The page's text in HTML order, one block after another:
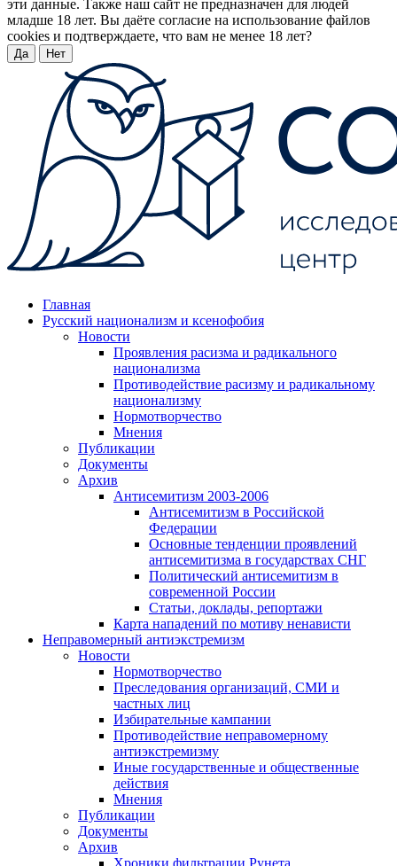
эти данные. Также наш сайт не предназначен для людей
младше 18 лет. Вы даёте согласие на использование файлов
cookies и подтверждаете, что вам не менее 18 лет?
Да Нет
Главная
Русский национализм и ксенофобия
Новости
Проявления расизма и радикального
национализма
Противодействие расизму и радикальному
национализму
Нормотворчество
Мнения
Публикации
Документы
Архив
Антисемитизм 2003-2006
Антисемитизм в Российской
Федерации
Основные тенденции проявлений
антисемитизма в государствах СНГ
Политический антисемитизм в
современной России
Статьи, доклады, репортажи
Карта нападений по мотиву ненависти
Неправомерный антиэкстремизм
Новости
Нормотворчество
Преследования организаций, СМИ и
частных лиц
Избирательные кампании
Противодействие неправомерному
антиэкстремизму
Иные государственные и общественные
действия
Мнения
Публикации
Документы
Архив